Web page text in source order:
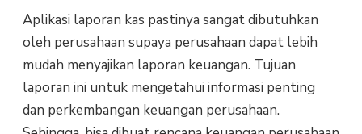
Aplikasi laporan kas pastinya sangat dibutuhkan
oleh perusahaan supaya perusahaan dapat lebih
mudah menyajikan laporan keuangan. Tujuan
laporan ini untuk mengetahui informasi penting
dan perkembangan keuangan perusahaan.